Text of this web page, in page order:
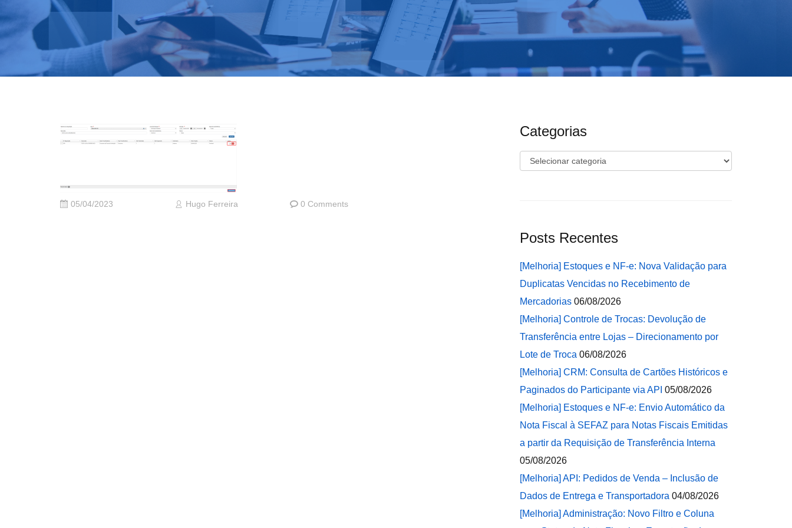
05/04/2023 Hugo Ferreira 0 Comments
Categorias
Categorias
Posts Recentes
[Melhoria] Estoques e NF-e: Nova Validação para
Duplicatas Vencidas no Recebimento de
Mercadorias 06/08/2026
[Melhoria] Controle de Trocas: Devolução de
Transferência entre Lojas – Direcionamento por
Lote de Troca 06/08/2026
[Melhoria] CRM: Consulta de Cartões Históricos e
Paginados do Participante via API 05/08/2026
[Melhoria] Estoques e NF-e: Envio Automático da
Nota Fiscal à SEFAZ para Notas Fiscais Emitidas
a partir da Requisição de Transferência Interna
05/08/2026
[Melhoria] API: Pedidos de Venda – Inclusão de
Dados de Entrega e Transportadora 04/08/2026
[Melhoria] Administração: Novo Filtro e Coluna